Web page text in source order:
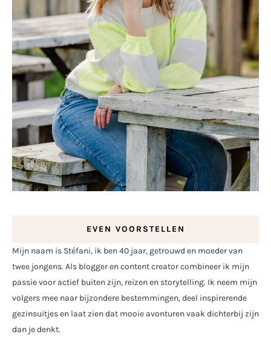
EVEN VOORSTELLEN
Mijn naam is Stéfani, ik ben 40 jaar, getrouwd en moeder van
twee jongens. Als blogger en content creator combineer ik mijn
passie voor actief buiten zijn, reizen en storytelling. Ik neem mijn
volgers mee naar bijzondere bestemmingen, deel inspirerende
gezinsuitjes en laat zien dat mooie avonturen vaak dichterbij zijn
dan je denkt.